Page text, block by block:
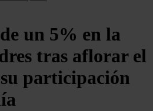
un 5% en la
tras aflorar el
participación